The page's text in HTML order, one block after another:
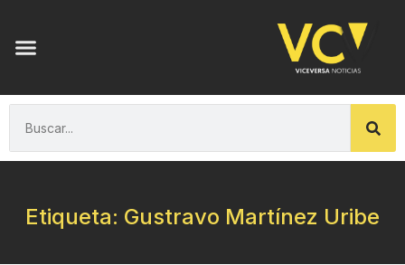
Etiqueta: Gustravo Martínez Uribe